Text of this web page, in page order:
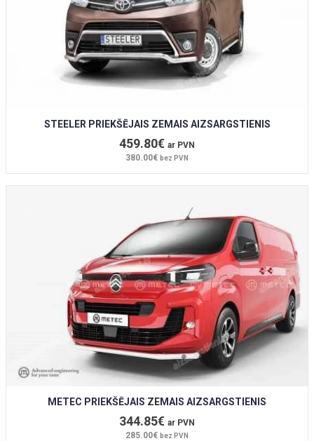
STEELER PRIEKŠĒJAIS ZEMAIS AIZSARGSTIENIS
459.80€ ar PVN
380.00€ bez PVN
METEC PRIEKŠĒJAIS ZEMAIS AIZSARGSTIENIS
344.85€ ar PVN
285.00€ bez PVN